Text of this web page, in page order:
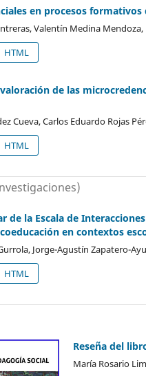
en procesos
Valentín Medina
HTML
de las
Cueva, Carlos Eduardo Rojas
HTML
de la Escala de
en contextos
Jorge-Agustín Zapatero-
HTML
Reseña del
María Rosario